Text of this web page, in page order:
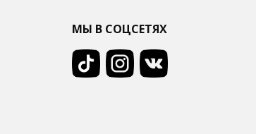
МЫ В СОЦСЕТЯХ